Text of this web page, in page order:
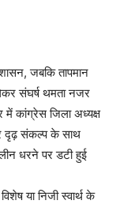
जबकि तापमान
संघर्ष थमता नजर
में कांग्रेस जिला अध्यक्ष
दृढ़ संकल्प के साथ
धरने पर डटी हुई
या निजी स्वार्थ के